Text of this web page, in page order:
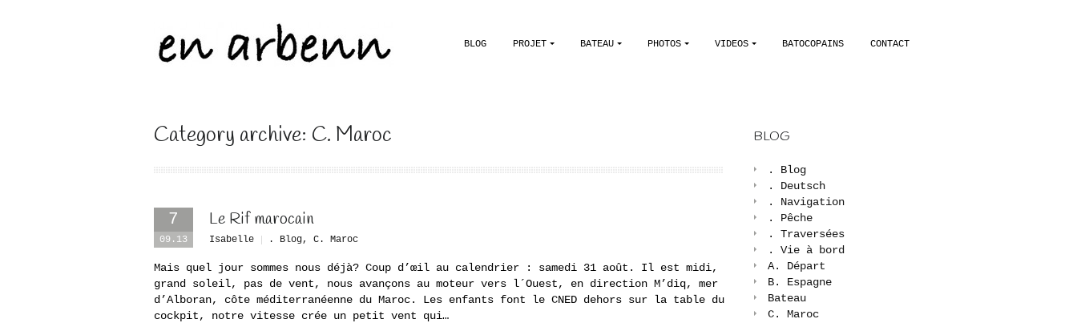
BLOG PROJET BATEAU PHOTOS VIDEOS BATOCOPAINS CONTACT
Category archive: C. Maroc
7
09.13
Le Rif marocain
Isabelle . Blog, C. Maroc
Mais quel jour sommes nous déjà? Coup d’œil au calendrier : samedi 31 août. Il est midi,
grand soleil, pas de vent, nous avançons au moteur vers l´Ouest, en direction M’diq, mer
d’Alboran, côte méditerranéenne du Maroc. Les enfants font le CNED dehors sur la table du
cockpit, notre vitesse crée un petit vent qui…
BLOG
. Blog
. Deutsch
. Navigation
. Pêche
. Traversées
. Vie à bord
A. Départ
B. Espagne
Bateau
C. Maroc